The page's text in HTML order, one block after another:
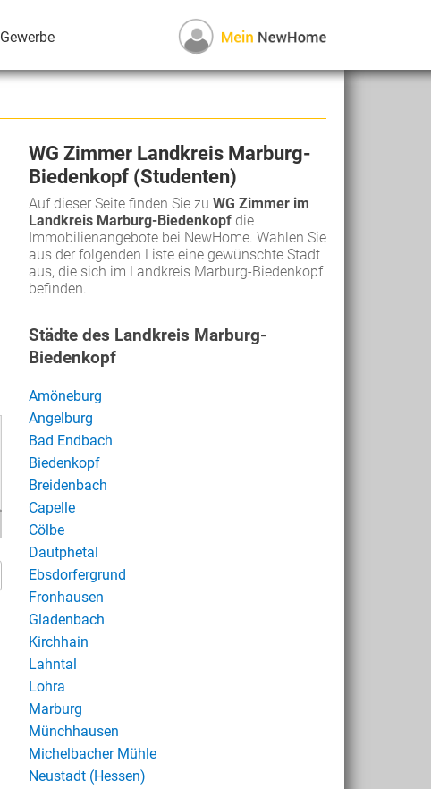
Gewerbe
WG Zimmer Landkreis Marburg-
Biedenkopf (Studenten)
Auf dieser Seite finden Sie zu WG Zimmer im
Landkreis Marburg-Biedenkopf die
Immobilienangebote bei NewHome. Wählen Sie
aus der folgenden Liste eine gewünschte Stadt
aus, die sich im Landkreis Marburg-Biedenkopf
befinden.
Städte des Landkreis Marburg-
Biedenkopf
Amöneburg
Angelburg
Bad Endbach
Biedenkopf
Breidenbach
Capelle
Cölbe
Dautphetal
Ebsdorfergrund
Fronhausen
Gladenbach
Kirchhain
Lahntal
Lohra
Marburg
Münchhausen
Michelbacher Mühle
Neustadt (Hessen)